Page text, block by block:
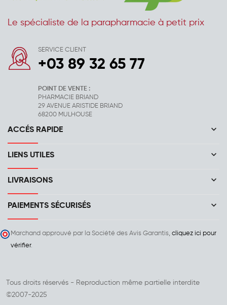
Le spécialiste de la parapharmacie à petit prix
SERVICE CLIENT
+03 89 32 65 77
POINT DE VENTE :
PHARMACIE BRIAND
29 AVENUE ARISTIDE BRIAND
68200 MULHOUSE
ACCÉS RAPIDE keyboard_arrow_down
LIENS UTILES keyboard_arrow_down
LIVRAISONS keyboard_arrow_down
PAIEMENTS SÉCURISÉS keyboard_arrow_down
Marchand approuvé par la Société des Avis Garantis, cliquez ici pour
vérifier.
Tous droits réservés - Reproduction même partielle interdite
©2007-2025